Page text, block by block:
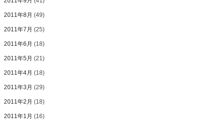
2011年8月 (49)
2011年7月 (25)
2011年6月 (18)
2011年5月 (21)
2011年4月 (18)
2011年3月 (29)
2011年2月 (18)
2011年1月 (16)